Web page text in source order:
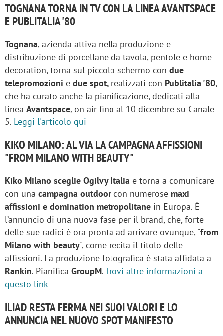
TOGNANA TORNA IN TV CON LA LINEA AVANTSPACE
E PUBLITALIA '80
Tognana, azienda attiva nella produzione e
distribuzione di porcellane da tavola, pentole e home
decoration, torna sul piccolo schermo con due
telepromozioni e due spot, realizzati con Publitalia '80,
che ha curato anche la pianificazione, dedicati alla
linea Avantspace, on air fino al 10 dicembre su Canale
5. Leggi l'articolo qui
KIKO MILANO: AL VIA LA CAMPAGNA AFFISSIONI
"FROM MILANO WITH BEAUTY"
Kiko Milano sceglie Ogilvy Italia e torna a comunicare
con una campagna outdoorcon numerose maxi
affissioni e domination metropolitane in Europa. È
l’annuncio di una nuova fase per il brand, che, forte
delle sue radici è ora pronta ad arrivare ovunque, "from
Milano with beauty", come recita il titolo delle
affissioni. La produzione fotografica è stata affidata a
Rankin. Pianifica GroupM.Trovi altre informazioni a
questo link
ILIAD RESTA FERMA NEI SUOI VALORI E LO
ANNUNCIA NEL NUOVO SPOT MANIFESTO